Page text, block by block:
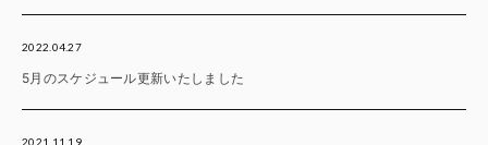
2022.04.27
5月のスケジュール更新いたしました
2021.11.19